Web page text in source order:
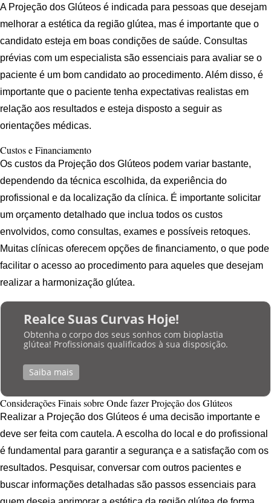
A Projeção dos Glúteos é indicada para pessoas que desejam
melhorar a estética da região glútea, mas é importante que o
candidato esteja em boas condições de saúde. Consultas
prévias com um especialista são essenciais para avaliar se o
paciente é um bom candidato ao procedimento. Além disso, é
importante que o paciente tenha expectativas realistas em
relação aos resultados e esteja disposto a seguir as
orientações médicas.
Custos e Financiamento
Os custos da Projeção dos Glúteos podem variar bastante,
dependendo da técnica escolhida, da experiência do
profissional e da localização da clínica. É importante solicitar
um orçamento detalhado que inclua todos os custos
envolvidos, como consultas, exames e possíveis retoques.
Muitas clínicas oferecem opções de financiamento, o que pode
facilitar o acesso ao procedimento para aqueles que desejam
realizar a harmonização glútea.
Realce Suas Curvas Hoje!
Obtenha o corpo dos seus sonhos com bioplastia
glútea! Profissionais qualificados à sua disposição.
Saiba mais
Considerações Finais sobre Onde fazer Projeção dos Glúteos
Realizar a Projeção dos Glúteos é uma decisão importante e
deve ser feita com cautela. A escolha do local e do profissional
é fundamental para garantir a segurança e a satisfação com os
resultados. Pesquisar, conversar com outros pacientes e
buscar informações detalhadas são passos essenciais para